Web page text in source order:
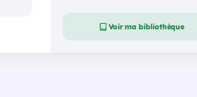
Voir ma bibliothèque